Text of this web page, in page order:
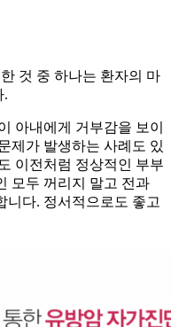
것 중 하나는 환자의 마
.
아내에게 거부감을 보이
제가 발생하는 사례도 있
이전처럼 정상적인 부부
모두 꺼리지 말고 전과
니다. 정서적으로도 좋고